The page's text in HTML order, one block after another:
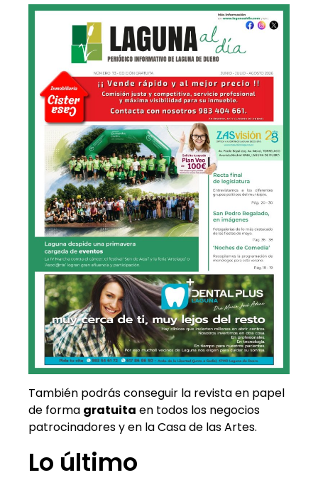
También podrás conseguir la revista en papel
de forma gratuita en todos los negocios
patrocinadores y en la Casa de las Artes.
Lo último